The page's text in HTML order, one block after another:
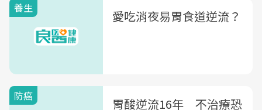
養生 愛吃消夜易胃食道逆流？
防癌 胃酸逆流16年 不治療恐